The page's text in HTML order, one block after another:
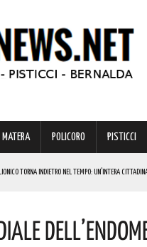
MATERA POLICORO PISTICCI
TORNA INDIETRO NEL TEMPO: UN’INTERA
COSPITO, ORIGINARIO DI POLICORO, È IL NUOVO
COME RICHIEDERLO ALL’INPS E A CHI SPETTA